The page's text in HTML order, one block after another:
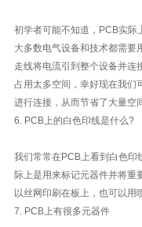
初学者可能不知道，PCB实际
大多数电气设备和技术都需要
走线将电流引到整个设备并连
占用太多空间，幸好现在我
进行连接，从而节省了大量空
6. PCB上的白色印线是什么?
我们常常在PCB上看到白色印
际上是用来标记元器件并将重
以丝网印刷在板上，也可以用
7. PCB上有很多元器件